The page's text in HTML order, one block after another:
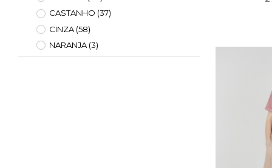
CASTANHO (37)
CINZA (58)
NARANJA (3)